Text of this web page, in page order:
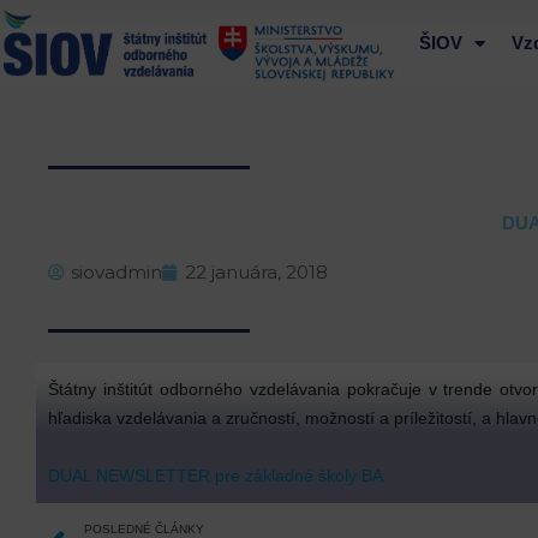
Preskočiť
na
obsah
ŠIOV
siovadmin 22 januára, 2018
Štátny inštitút odborného vzdelávania pokračuje v trende
hľadiska vzdelávania a zručností, možností a príležitostí, a
DUAL NEWSLETTER pre základné školy BA
Prev
POSLEDNÉ ČLÁNKY